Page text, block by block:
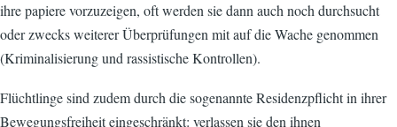
ihre papiere vorzuzeigen, oft werden sie dann auch noch durchsucht
oder zwecks weiterer Überprüfungen mit auf die Wache genommen
(Kriminalisierung und rassistische Kontrollen).
Flüchtlinge sind zudem durch die sogenannte Residenzpflicht in ihrer
Bewegungsfreiheit eingeschränkt: verlassen sie den ihnen